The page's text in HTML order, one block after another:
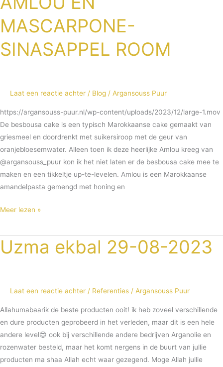
MASCARPONE-
SINASAPPEL ROOM
Laat een reactie achter / Blog / Argansouss Puur
https://argansouss-puur.nl/wp-content/uploads/2023/12/large-1.mov
De besbousa cake is een typisch Marokkaanse cake gemaakt van
griesmeel en doordrenkt met suikersiroop met de geur van
oranjebloesemwater. Alleen toen ik deze heerlijke Amlou kreeg van
@argansouss_puur kon ik het niet laten er de besbousa cake mee te
maken en een tikkeltje up-te-levelen. Amlou is een Marokkaanse
amandelpasta gemengd met honing en
Meer lezen »
Uzma ekbal 29-08-2023
Laat een reactie achter / Referenties / Argansouss Puur
Allahumabaarik de beste producten ooit! ik heb zoveel verschillende
en dure producten geprobeerd in het verleden, maar dit is een hele
andere level😍 ook bij verschillende andere bedrijven Arganolie en
rozenwater besteld, maar het komt nergens in de buurt van jullie
producten ma shaa Allah echt waar gezegend. Moge Allah jullie
Uzma
ekbal
2023